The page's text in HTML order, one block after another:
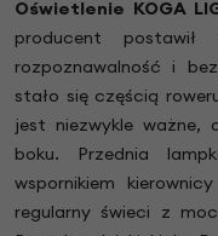
Oświetlenie KOGA
producent
rozpoznawalność i
stało się częścią
jest niezwykle ważne,
boku. Przednia
wspornikiem
regularny świeci z